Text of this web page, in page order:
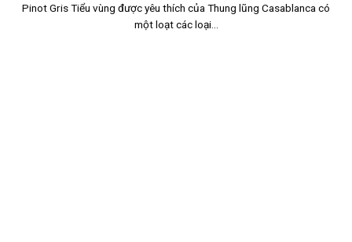
Pinot Gris Tiểu vùng được yêu thích của Thung lũng Casablanca có
một loạt các loại...